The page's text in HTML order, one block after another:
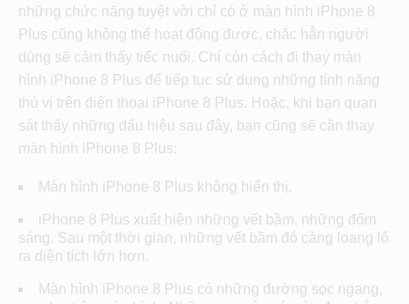
những chức năng tuyệt vời chỉ có ở màn hình iPhone 8
Plus cũng không thể hoạt động được, chắc hẳn người
dùng sẽ cảm thấy tiếc nuối. Chỉ còn cách đi thay màn
hình iPhone 8 Plus để tiếp tục sử dụng những tính năng
thú vị trên điện thoại iPhone 8 Plus. Hoặc, khi bạn quan
sát thấy những dấu hiệu sau đây, bạn cũng sẽ cần thay
màn hình iPhone 8 Plus:
Màn hình iPhone 8 Plus không hiển thị.
iPhone 8 Plus xuất hiện những vết bầm, những đốm
sáng. Sau một thời gian, những vết bầm đó càng loang lổ
ra diện tích lớn hơn.
Màn hình iPhone 8 Plus có những đường sọc ngang,